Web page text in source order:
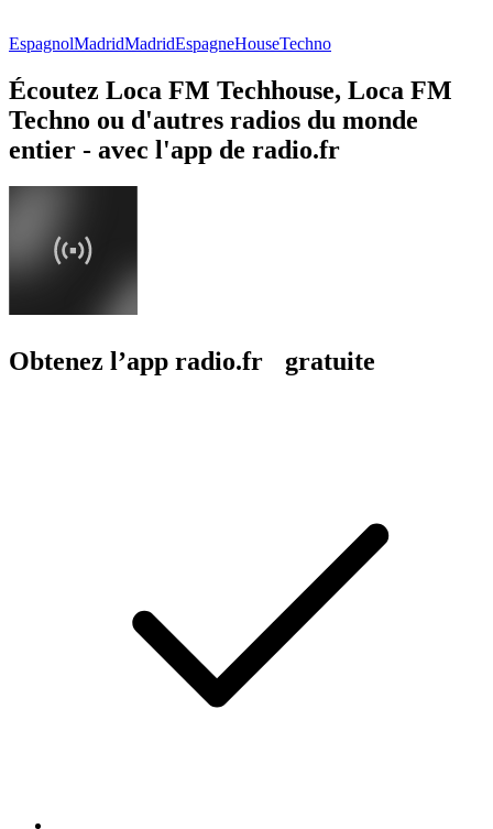
EspagnolMadridMadridEspagneHouseTechno
Écoutez Loca FM Techhouse, Loca FM
Techno ou d'autres radios du monde
entier - avec l'app de radio.fr
Obtenez l’app radio.fr gratuite